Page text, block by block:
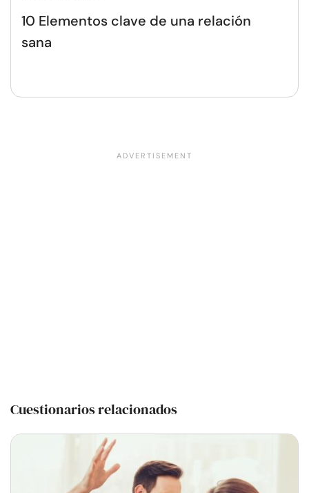
10 Elementos clave de una relación
sana
Cuestionarios relacionados